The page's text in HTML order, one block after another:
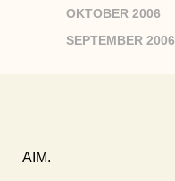
OKTOBER 2006
SEPTEMBER 2006
AIM.